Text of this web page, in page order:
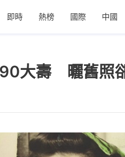
即時 熱榜 國際 中國
大壽 曬舊照